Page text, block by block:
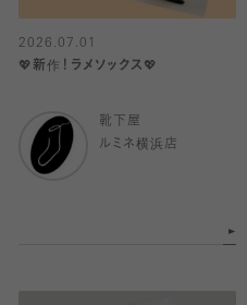
2026.07.01
💖新作！ラメソックス💖
靴下屋
ルミネ横浜店